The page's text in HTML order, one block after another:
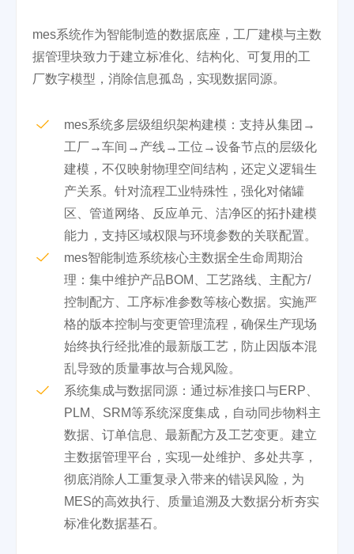
mes系统作为智能制造的数据底座，工厂建模与主数
据管理块致力于建立标准化、结构化、可复用的工
厂数字模型，消除信息孤岛，实现数据同源。
mes系统多层级组织架构建模：支持从集团→
工厂→车间→产线→工位→设备节点的层级化
建模，不仅映射物理空间结构，还定义逻辑生
产关系。针对流程工业特殊性，强化对储罐
区、管道网络、反应单元、洁净区的拓扑建模
能力，支持区域权限与环境参数的关联配置。
mes智能制造系统核心主数据全生命周期治
理：集中维护产品BOM、工艺路线、主配方/
控制配方、工序标准参数等核心数据。实施严
格的版本控制与变更管理流程，确保生产现场
始终执行经批准的最新版工艺，防止因版本混
乱导致的质量事故与合规风险。
系统集成与数据同源：通过标准接口与ERP、
PLM、SRM等系统深度集成，自动同步物料主
数据、订单信息、最新配方及工艺变更。建立
主数据管理平台，实现一处维护、多处共享，
彻底消除人工重复录入带来的错误风险，为
MES的高效执行、质量追溯及大数据分析夯实
标准化数据基石。